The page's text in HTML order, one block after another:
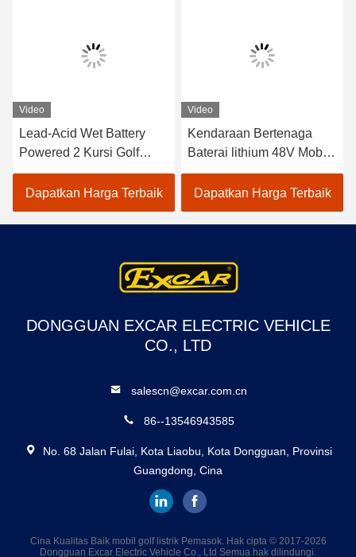
Video
Lead-Acid Wet Battery
Powered 2 Kursi Golf
Carts / Electric Buggy Car
Golf
Dapatkan Harga Terbaik
Video
Kendaraan Bertenaga
Baterai lithium 48V Mobil
Golf Listrik EXCAR
A1S6+2 Putih
Dapatkan Harga Terbaik
DONGGUAN EXCAR ELECTRIC VEHICLE
CO., LTD
salescn@excar.com.cn
86--13546943585
No. 68 Jalan Fulai, Kota Liaobu, Kota Dongguan, Provinsi
Guangdong, Cina
Cina Kualitas Baik mobil golf listrik Pemasok. Hak cipta © 2017-2026
Dongguan Excar Electric Vehicle Co., Ltd Semua hak dilindungi.